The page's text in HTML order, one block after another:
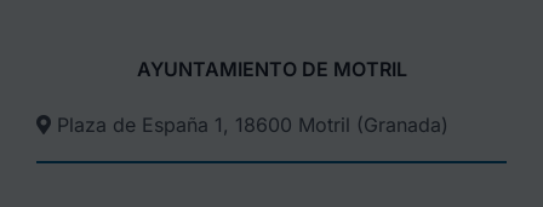
AYUNTAMIENTO DE MOTRIL
Plaza de España 1, 18600 Motril (Granada)​